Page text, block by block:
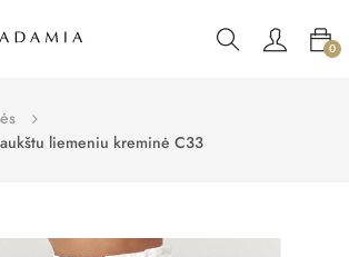
0
liemeniu kreminė C33